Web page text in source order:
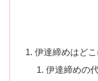
伊達締めはど
伊達締めの